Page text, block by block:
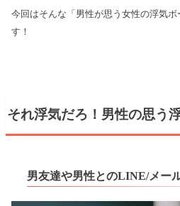
今回はそんな「男性が思う女性の浮気
す！
それ浮気だろ！男性の思う
男友達や男性とのLINE/メー